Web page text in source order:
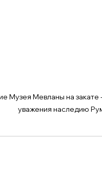
Музея Мевланы на закате
уважения наследию